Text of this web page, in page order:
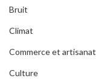
Bruit
Climat
Commerce et artisanat
Culture